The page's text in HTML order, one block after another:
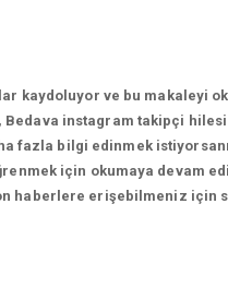
kaydoluyor ve bu makaleyi
instagram takipçi
fazla bilgi edinmek
için okumaya devam
haberlere erişebilmeniz için